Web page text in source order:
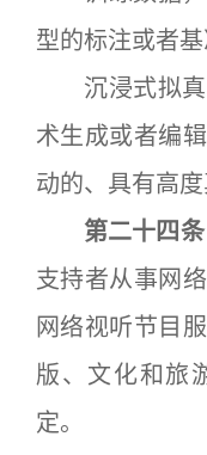
型的标注或者基
沉浸式拟真
术生成或者编
动的、具有高度
第二十四条
支持者从事网
网络视听节目
版、文化和旅
定。